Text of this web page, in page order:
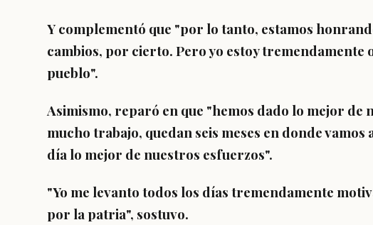
Y complementó que "por lo tanto, estamos
cambios, por cierto. Pero yo estoy tremendamente
pueblo".
Asimismo, reparó en que "hemos dado lo mejor de
mucho trabajo, quedan seis meses en donde
día lo mejor de nuestros esfuerzos".
"Yo me levanto todos los días tremendamente
por la patria", sostuvo.